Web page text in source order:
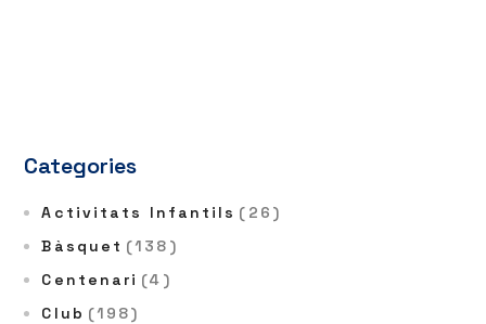
Categories
Activitats Infantils (26)
Bàsquet (138)
Centenari (4)
Club (198)